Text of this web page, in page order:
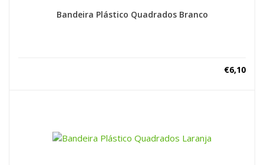
Bandeira Plástico Quadrados Branco
€6,10